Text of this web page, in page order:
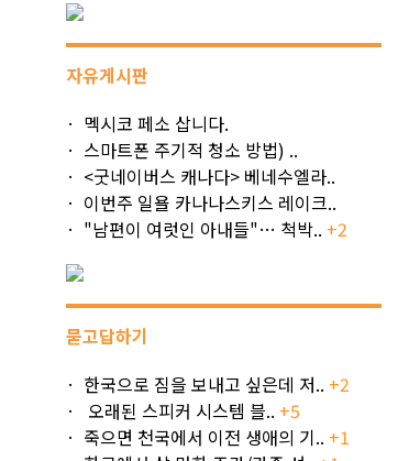
자유게시판
멕시코 페소 삽니다.
스마트폰 주기적 청소 방법) ..
<굿네이버스 캐나다> 베네수엘라..
이번주 일욜 카나나스키스 레이크..
"남편이 여럿인 아내들"… 척박.. +2
묻고답하기
한국으로 짐을 보내고 싶은데 저.. +2
오래된 스피커 시스템 블.. +5
죽으면 천국에서 이전 생애의 기.. +1